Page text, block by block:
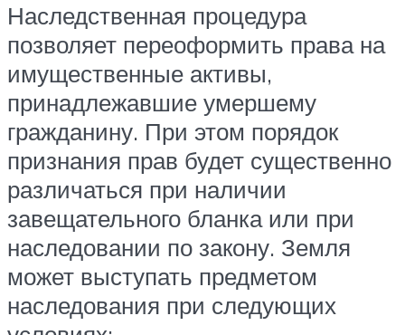
Наследственная процедура
позволяет переоформить права на
имущественные активы,
принадлежавшие умершему
гражданину. При этом порядок
признания прав будет существенно
различаться при наличии
завещательного бланка или при
наследовании по закону. Земля
может выступать предметом
наследования при следующих